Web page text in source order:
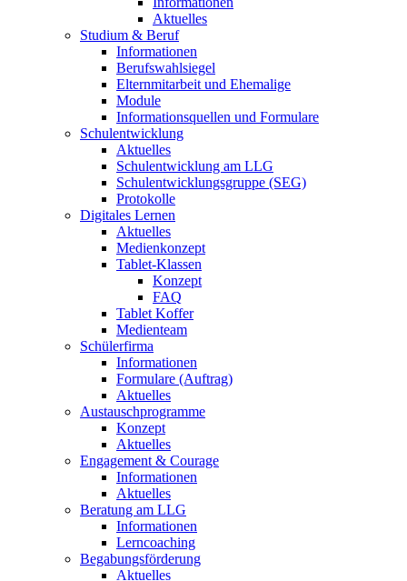
Aktuelles
Studium & Beruf
Informationen
Berufswahlsiegel
Elternmitarbeit und Ehemalige
Module
Informationsquellen und Formulare
Schulentwicklung
Aktuelles
Schulentwicklung am LLG
Schulentwicklungsgruppe (SEG)
Protokolle
Digitales Lernen
Aktuelles
Medienkonzept
Tablet-Klassen
Konzept
FAQ
Tablet Koffer
Medienteam
Schülerfirma
Informationen
Formulare (Auftrag)
Aktuelles
Austauschprogramme
Konzept
Aktuelles
Engagement & Courage
Informationen
Aktuelles
Beratung am LLG
Informationen
Lerncoaching
Begabungsförderung
Aktuelles